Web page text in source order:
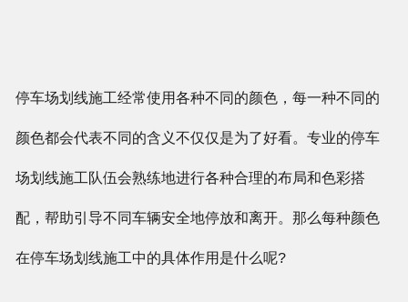
行业知识
人才招聘
停车场划线施工经常使用各种不同的颜色，每一种不同的
颜色都会代表不同的含义不仅仅是为了好看。专业的停车
场划线施工队伍会熟练地进行各种合理的布局和色彩搭
配，帮助引导不同车辆安全地停放和离开。那么每种颜色
在停车场划线施工中的具体作用是什么呢?